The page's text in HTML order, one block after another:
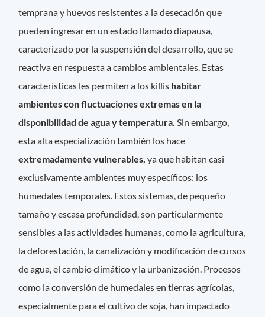
temprana y huevos resistentes a la desecación que
pueden ingresar en un estado llamado diapausa,
caracterizado por la suspensión del desarrollo, que se
reactiva en respuesta a cambios ambientales. Estas
características les permiten a los killis habitar
ambientes con fluctuaciones extremas en la
disponibilidad de agua y temperatura. Sin embargo,
esta alta especialización también los hace
extremadamente vulnerables,ya que habitan casi
exclusivamente ambientes muy específicos: los
humedales temporales. Estos sistemas, de pequeño
tamaño y escasa profundidad, son particularmente
sensibles a las actividades humanas, como la agricultura,
la deforestación, la canalización y modificación de cursos
de agua, el cambio climático y la urbanización. Procesos
como la conversión de humedales en tierras agrícolas,
especialmente para el cultivo de soja, han impactado